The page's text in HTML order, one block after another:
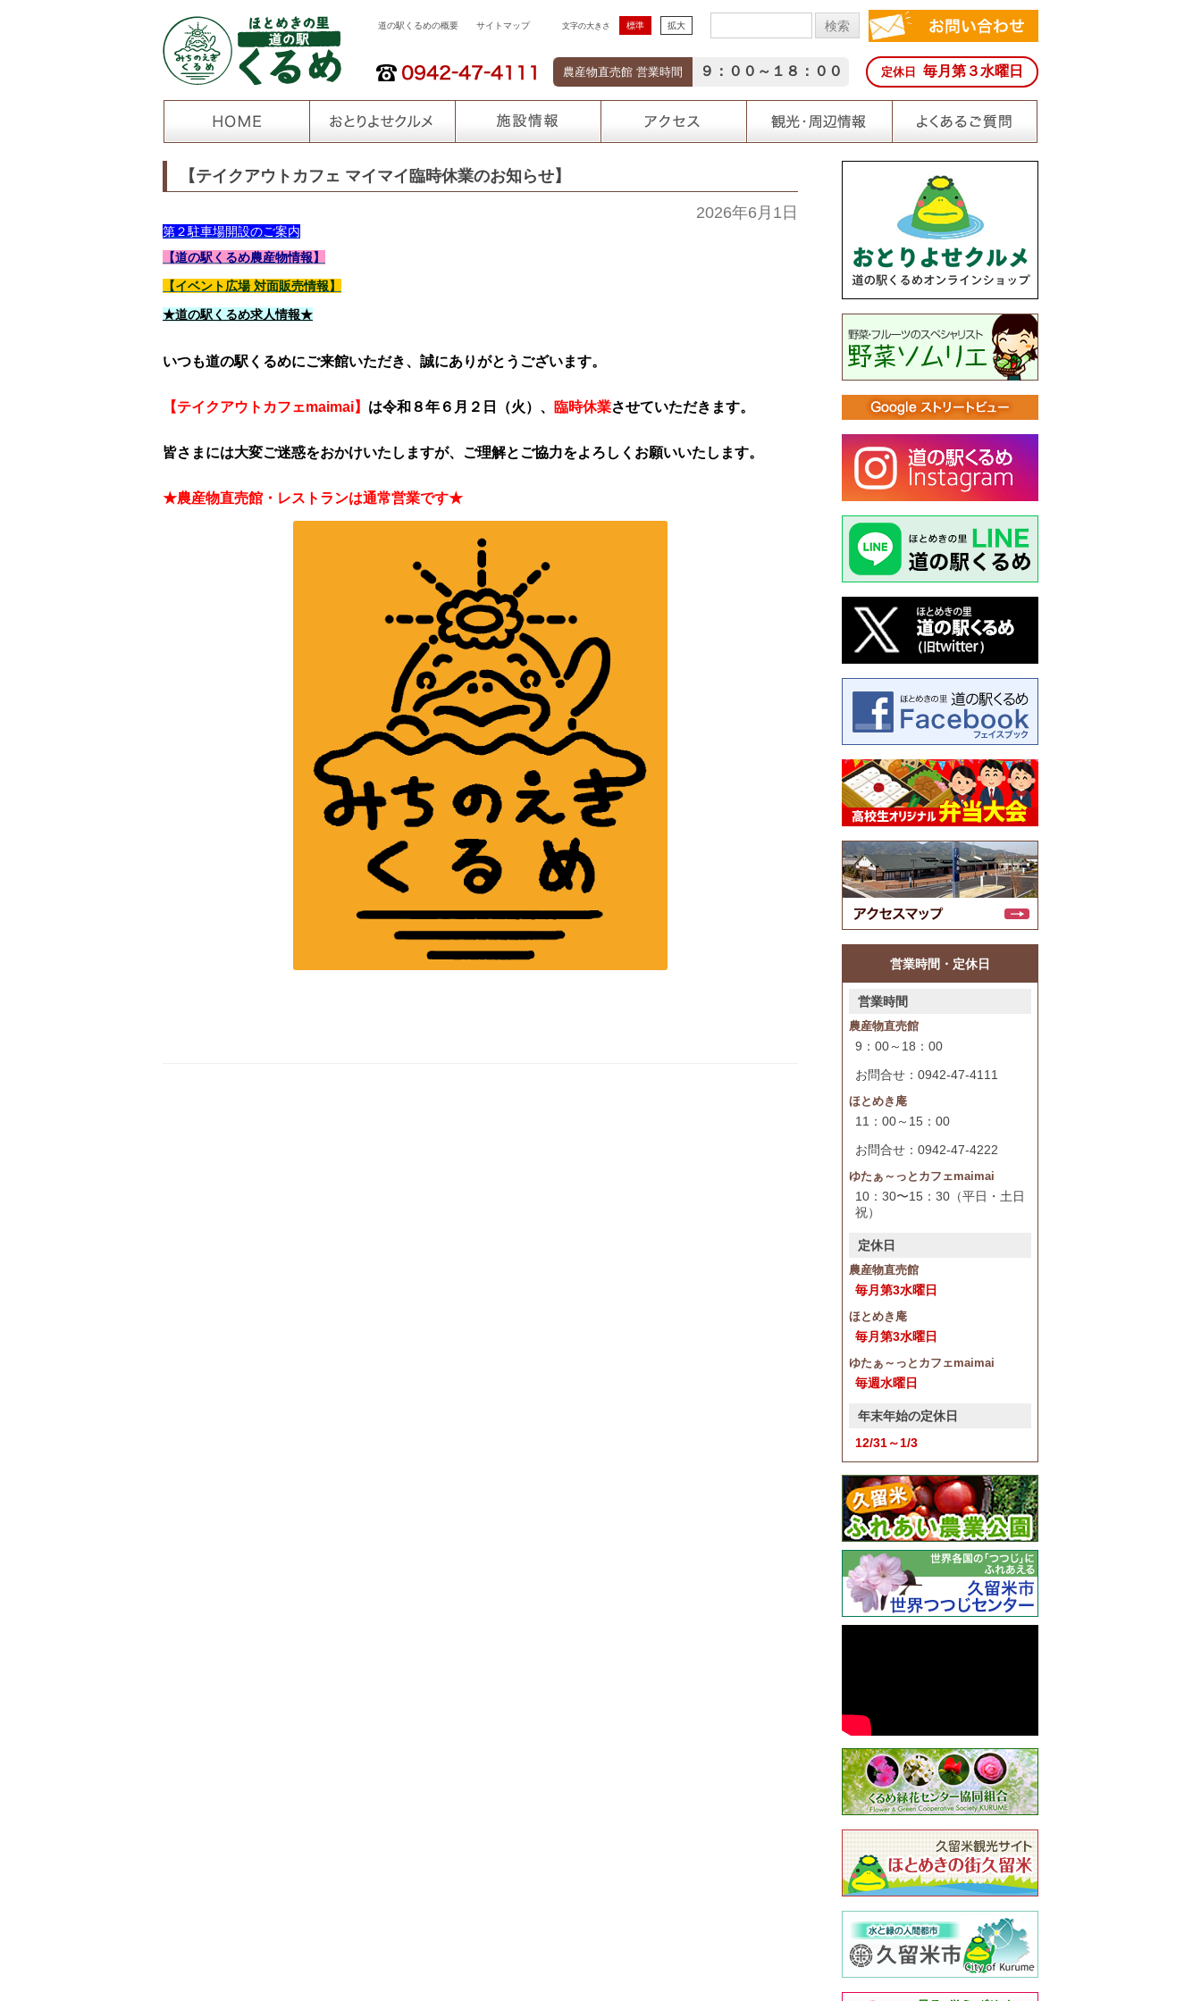
道の駅くるめの概要 サイトマップ 文字の大きさ 標準 拡大
索:
農産物直売館 営業時間 ９：００～１８：００ 定休日 毎月第３水曜日
【テイクアウトカフェ マイマイ臨時休業のお知らせ】
2026年6月1日
第２駐車場開設のご案内
【道の駅くるめ農産物情報】
【イベント広場 対面販売情報】
★道の駅くるめ求人情報★
いつも道の駅くるめにご来館いただき、誠にありがとうございます。
【テイクアウトカフェmaimai】 は令和８年６月２日（火）、 臨時休業させていただきます。
皆さまには大変ご迷惑をおかけいたしますが、ご理解とご協力をよろしくお願いいたします。
★農産物直売館・レストランは通常営業です★
営業時間・定休日
営業時間
農産物直売館
9：00～18：00
お問合せ：0942-47-4111
ほとめき庵
11：00～15：00
お問合せ：0942-47-4222
ゆたぁ～っとカフェmaimai
10：30〜15：30（平日・土日
祝）
定休日
農産物直売館
毎月第3水曜日
ほとめき庵
毎月第3水曜日
ゆたぁ～っとカフェmaimai
毎週水曜日
年末年始の定休日
12/31～1/3